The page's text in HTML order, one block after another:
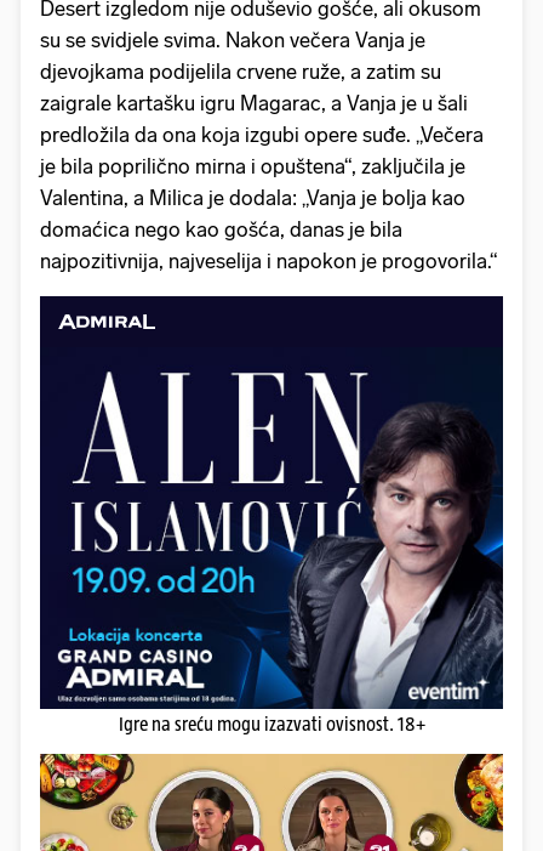
Desert izgledom nije oduševio gošće, ali okusom
su se svidjele svima. Nakon večera Vanja je
djevojkama podijelila crvene ruže, a zatim su
zaigrale kartašku igru Magarac, a Vanja je u šali
predložila da ona koja izgubi opere suđe. „Večera
je bila poprilično mirna i opuštena“, zaključila je
Valentina, a Milica je dodala: „Vanja je bolja kao
domaćica nego kao gošća, danas je bila
najpozitivnija, najveselija i napokon je progovorila.“
Igre na sreću mogu izazvati ovisnost. 18+